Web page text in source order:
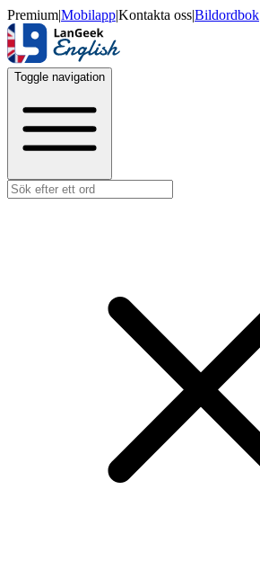
Premium|Mobilapp|Kontakta oss|Bildordbok
Toggle navigation